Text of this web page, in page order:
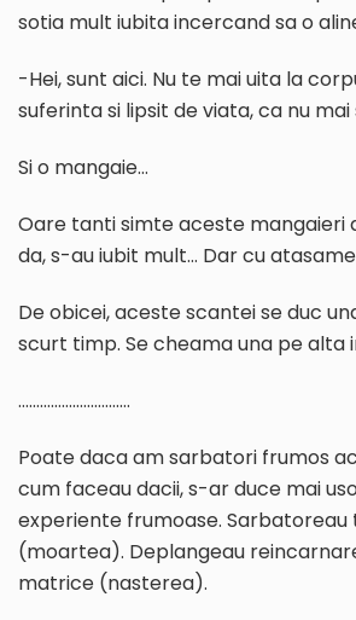
sotia mult iubita incercand sa o
-Hei, sunt aici. Nu te mai uita la
suferinta si lipsit de viata, ca nu mai
Si o mangaie…
Oare tanti simte aceste mangaieri
da, s-au iubit mult… Dar cu
De obicei, aceste scantei se duc
scurt timp. Se cheama una pe alta
………………………….
Poate daca am sarbatori frumos
cum faceau dacii, s-ar duce mai
experiente frumoase.
(moartea). Deplangeau
matrice (nasterea).